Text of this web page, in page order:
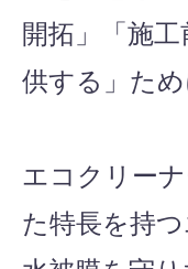
開拓」「施
供する」ため
エコクリー
た特長を持